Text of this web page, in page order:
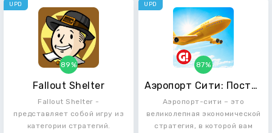
Fallout Shelter
89%
Fallout Shelter -
представляет собой игру из
категории стратегий.
UPD
Аэропорт Сити: Построй город
87%
Аэропорт-сити – это
великолепная экономической
стратегия, в которой вам
UPD